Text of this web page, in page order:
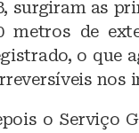
surgiram as
metros de
o que
nos
o Serviço